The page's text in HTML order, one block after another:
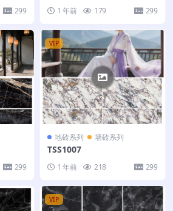
299 1 年前 179 299
299
VIP
地砖系列 墙砖系列
TSS1007
1 年前 218 299
VIP